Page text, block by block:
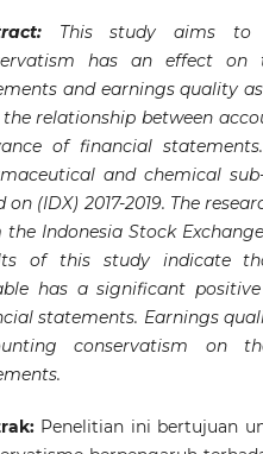
This study aims to
has an effect on
and earnings quality
relationship between
of financial
and chemical
on (IDX) 2017-2019. The
the Indonesia Stock
of this study indicate
has a significant
statements. Earnings
conservatism on
Penelitian ini bertujuan